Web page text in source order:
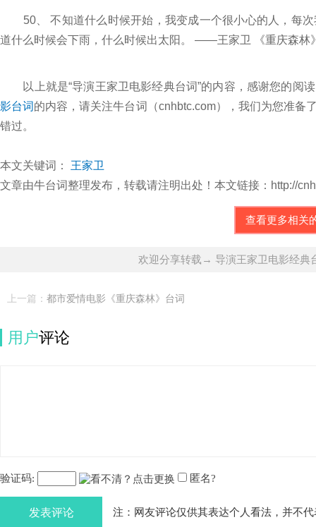
50、 不知道什么时候开始，我变成一个很小心的人，每次
道什么时候会下雨，什么时候出太阳。 ——王家卫 《重庆森林
以上就是“导演王家卫电影经典台词”的内容，感谢您的阅
影台词的内容，请关注牛台词（cnhbtc.com），我们为您准备
错过。
本文关键词： 王家卫
文章由牛台词整理发布，转载请注明出处！本文链接：http://
查看更多相关
欢迎分享转载→ 导演王家卫电影经典
上一篇： 都市爱情电影《重庆森林》台词
用户评论
验证码: 匿名?
发表评论 注：网友评论仅供其表达个人看法，并不